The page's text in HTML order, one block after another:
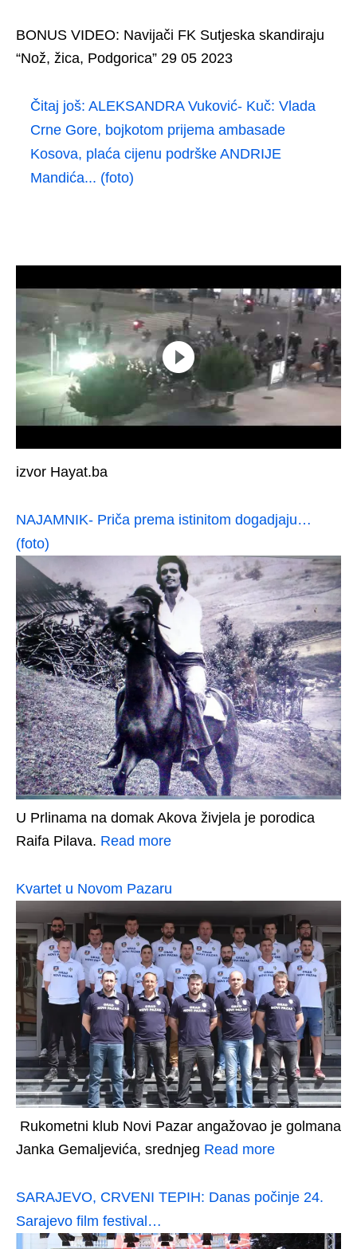
BONUS VIDEO: Navijači FK Sutjeska skandiraju
“Nož, žica, Podgorica” 29 05 2023
Čitaj još: ALEKSANDRA Vuković- Kuč: Vlada
Crne Gore, bojkotom prijema ambasade
Kosova, plaća cijenu podrške ANDRIJE
Mandića... (foto)
izvor Hayat.ba
NAJAMNIK- Priča prema istinitom dogadjaju…
(foto)
U Prlinama na domak Akova živjela je porodica
Raifa Pilava. Read more
Kvartet u Novom Pazaru
Rukometni klub Novi Pazar angažovao je golmana
Janka Gemaljevića, srednjeg Read more
SARAJEVO, CRVENI TEPIH: Danas počinje 24.
Sarajevo film festival…